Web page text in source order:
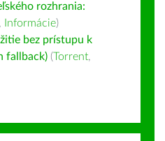
rozhrania:
Informácie)
bez prístupu k
fallback) (Torrent,